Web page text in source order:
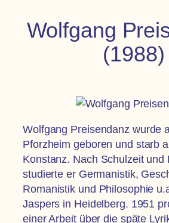
Wolfgang
(1988)
Wolfgang Preisendanz wurde
Pforzheim geboren und starb
Konstanz. Nach Schulzeit und
studierte er Germanistik,
Romanistik und Philosophie
Jaspers in Heidelberg. 1951
einer Arbeit über die späte